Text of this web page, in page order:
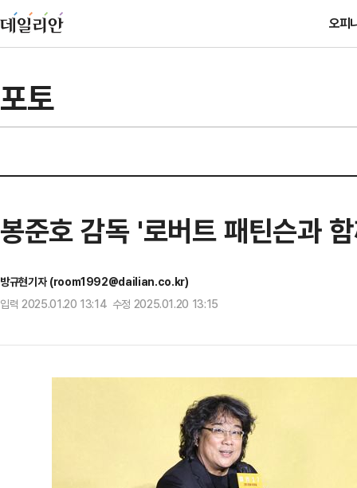
오피
포토
봉준호 감독 '로버트 패틴슨과
방규현기자 (room1992@dailian.co.kr)
입력 2025.01.20 13:14 수정 2025.01.20 13:15